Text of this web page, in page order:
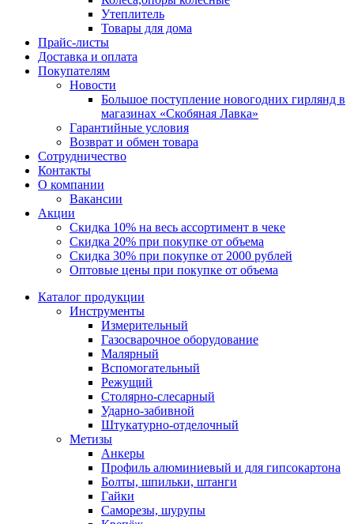
Утеплитель
Товары для дома
Прайс-листы
Доставка и оплата
Покупателям
Новости
Большое поступление новогодних гирлянд в
магазинах «Скобяная Лавка»
Гарантийные условия
Возврат и обмен товара
Сотрудничество
Контакты
О компании
Вакансии
Акции
Скидка 10% на весь ассортимент в чеке
Скидка 20% при покупке от объема
Скидка 30% при покупке от 2000 рублей
Оптовые цены при покупке от объема
Каталог продукции
Инструменты
Измерительный
Газосварочное оборудование
Малярный
Вспомогательный
Режущий
Столярно-слесарный
Ударно-забивной
Штукатурно-отделочный
Метизы
Анкеры
Профиль алюминиевый и для гипсокартона
Болты, шпильки, штанги
Гайки
Саморезы, шурупы